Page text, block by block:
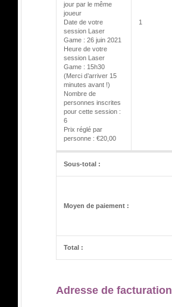
jour par le même
joueur
Date de votre
session Laser
Game : 26 juin 2021
Heure de votre
session Laser
Game : 15h30
(Merci d’arriver 15
minutes avant !)
Nombre de
personnes inscrites
pour cette session :
6
Prix réglé par
personne : €20,00
1
Sous-total :
Moyen de paiement :
Total :
Adresse de facturation